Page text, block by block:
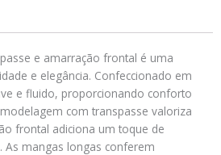
e amarração frontal é uma
e elegância. Confeccionado em
e fluido, proporcionando conforto
com transpasse valoriza
frontal adiciona um toque de
As mangas longas conferem